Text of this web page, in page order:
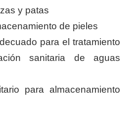
y patas
de pieles
para el tratamiento
sanitaria de aguas
para almacenamiento